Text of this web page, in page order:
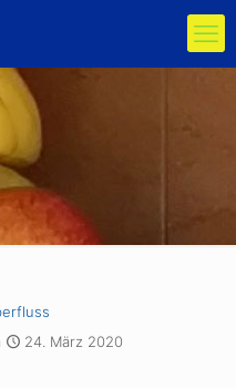
24. März 2020